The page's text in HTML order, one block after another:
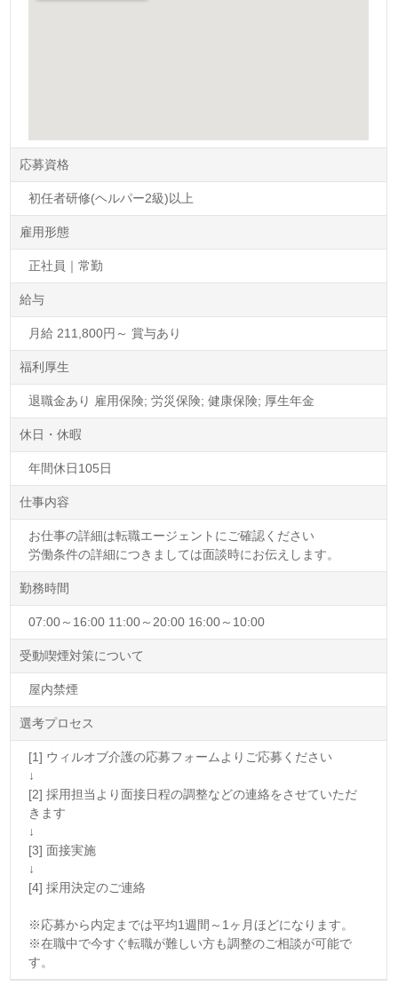
応募資格
初任者研修(ヘルパー2級)以上
雇用形態
正社員｜常勤
給与
月給 211,800円～ 賞与あり
福利厚生
退職金あり 雇用保険; 労災保険; 健康保険; 厚生年金
休日・休暇
年間休日105日
仕事内容
お仕事の詳細は転職エージェントにご確認ください
労働条件の詳細につきましては面談時にお伝えします。
勤務時間
07:00～16:00 11:00～20:00 16:00～10:00
受動喫煙対策について
屋内禁煙
選考プロセス
[1] ウィルオブ介護の応募フォームよりご応募ください
↓
[2] 採用担当より面接日程の調整などの連絡をさせていただ
きます
↓
[3] 面接実施
↓
[4] 採用決定のご連絡
※応募から内定までは平均1週間～1ヶ月ほどになります。
※在職中で今すぐ転職が難しい方も調整のご相談が可能で
す。